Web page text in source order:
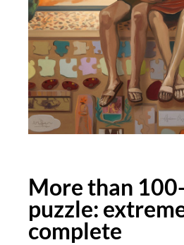
More than
puzzle:
complete